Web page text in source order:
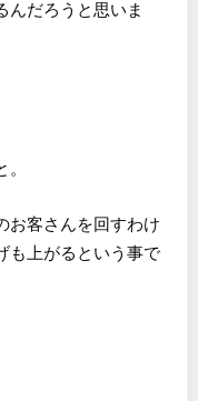
んだろうと思いま
お客さんを回すわけ
も上がるという事で